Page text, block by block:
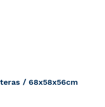
/ 68x58x56cm